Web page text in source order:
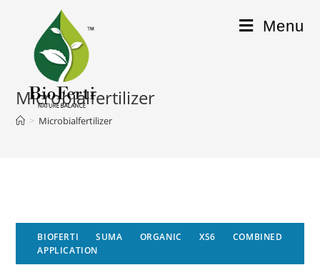
Menu
Microbialfertilizer
> Microbialfertilizer
BIOFERTI SUMA ORGANIC XS6 COMBINED
APPLICATION